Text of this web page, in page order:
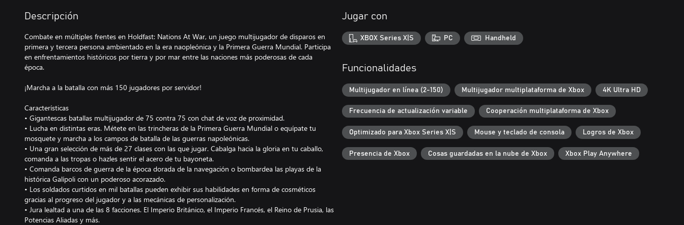
Descripción
Combate en múltiples frentes en Holdfast: Nations At War, un juego multijugador de disparos en
primera y tercera persona ambientado en la era naopleónica y la Primera Guerra Mundial. Participa
en enfrentamientos históricos por tierra y por mar entre las naciones más poderosas de cada
época.
¡Marcha a la batalla con más 150 jugadores por servidor!
Características
• Gigantescas batallas multijugador de 75 contra 75 con chat de voz de proximidad.
• Lucha en distintas eras. Métete en las trincheras de la Primera Guerra Mundial o equípate tu
mosquete y marcha a los campos de batalla de las guerras napoleónicas.
• Una gran selección de más de 27 clases con las que jugar. Cabalga hacia la gloria en tu caballo,
comanda a las tropas o hazles sentir el acero de tu bayoneta.
• Comanda barcos de guerra de la época dorada de la navegación o bombardea las playas de la
histórica Galípoli con un poderoso acorazado.
• Los soldados curtidos en mil batallas pueden exhibir sus habilidades en forma de cosméticos
gracias al progreso del jugador y a las mecánicas de personalización.
• Jura lealtad a una de las 8 facciones. El Imperio Británico, el Imperio Francés, el Reino de Prusia, las
Potencias Aliadas y más.
Jugar con
XBOX Series X|S PC Handheld
Funcionalidades
Multijugador en línea (2-150) Multijugador multiplataforma de Xbox 4K Ultra HD
Frecuencia de actualización variable Cooperación multiplataforma de Xbox
Optimizado para Xbox Series X|S Mouse y teclado de consola Logros de Xbox
Presencia de Xbox Cosas guardadas en la nube de Xbox Xbox Play Anywhere